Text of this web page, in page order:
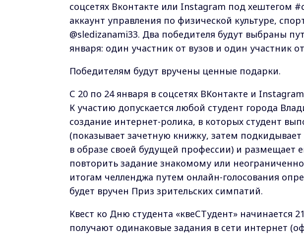
соцсетях Вконтакте или Instagram под хештегом
аккаунт управления по физической культуре,
@sledizanami33. Два победителя будут выбраны
января: один участник от вузов и один участник
Победителям будут вручены ценные подарки.
С 20 по 24 января в соцсетях ВКонтакте и
К участию допускается любой студент города
создание интернет-ролика, в которых студент
(показывает зачетную книжку, затем
в образе своей будущей профессии) и размещает
повторить задание знакомому или
итогам челленджа путем онлайн-голосования
будет вручен Приз зрительских симпатий.
Квест ко Дню студента «квеСТудент» начинается
получают одинаковые задания в сети интернет